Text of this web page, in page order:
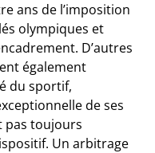
ans de l’imposition
olympiques et
D’autres
également
du sportif,
de ses
pas toujours
Un arbitrage